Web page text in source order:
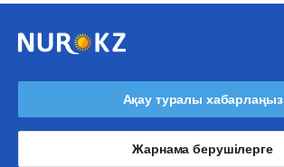
Ақау туралы хабарлаңыз
Жарнама берушілерге